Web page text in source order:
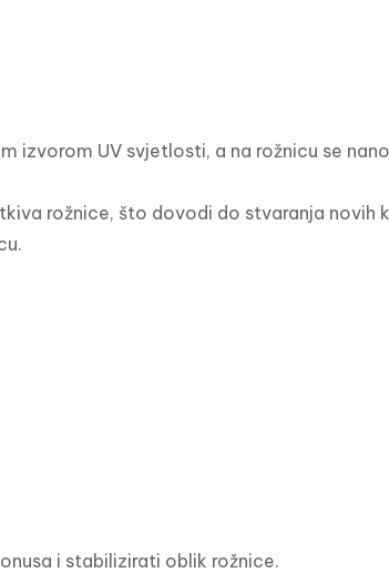
izvorom UV svjetlosti, a na rožnicu se
rožnice, što dovodi do stvaranja novih
i stabilizirati oblik rožnice.